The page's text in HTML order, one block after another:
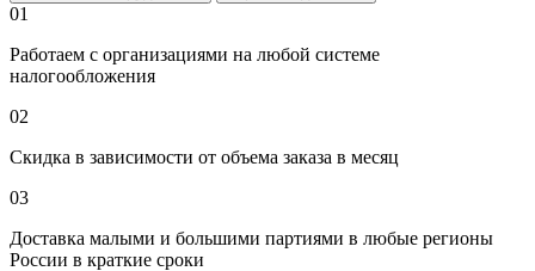
01
Работаем с организациями на любой системе
налогообложения
02
Скидка в зависимости от объема заказа в месяц
03
Доставка малыми и большими партиями в любые регионы
России в краткие сроки